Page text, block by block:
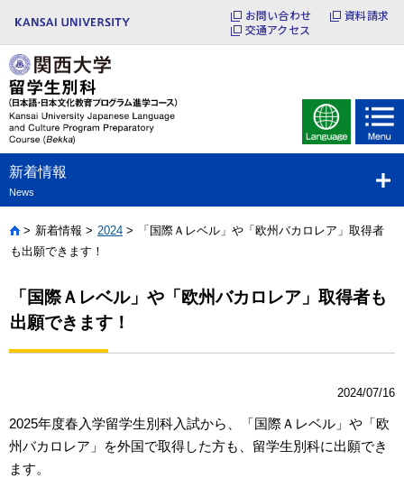
お問い合わせ
資料請求
交通アクセス
新着情報
News
Home
新着情報 2024
「国際Ａレベル」や「欧州バカロレア」取得者
も出願できます！
「国際Ａレベル」や「欧州バカロレア」取得者も
出願できます！
2024/07/16
2025年度春入学留学生別科入試から、「国際Ａレベル」や「欧
州バカロレア」を外国で取得した方も、留学生別科に出願でき
ます。